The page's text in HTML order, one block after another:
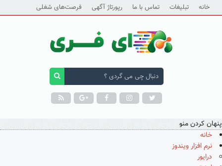
خانه تبلیغات تماس با ما رپورتاژ آگهی فرصت‌های شغلی
پنهان کردن منو
خانه
نرم افزار ویندوز
درایور